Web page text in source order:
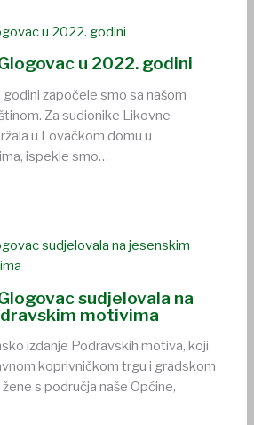
u 2022. godini
započele smo sa našom
Za sudionike Likovne
u Lovačkom domu u
ispekle smo…
sudjelovala na
motivima
izdanje Podravskih motiva, koji
koprivničkom trgu i gradskom
s područja naše Općine,